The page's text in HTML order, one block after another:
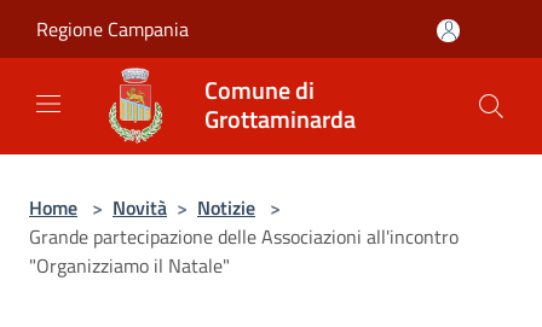
Regione Campania
Comune di
Grottaminarda
Home > Novità > Notizie >
Grande partecipazione delle Associazioni all'incontro
"Organizziamo il Natale"